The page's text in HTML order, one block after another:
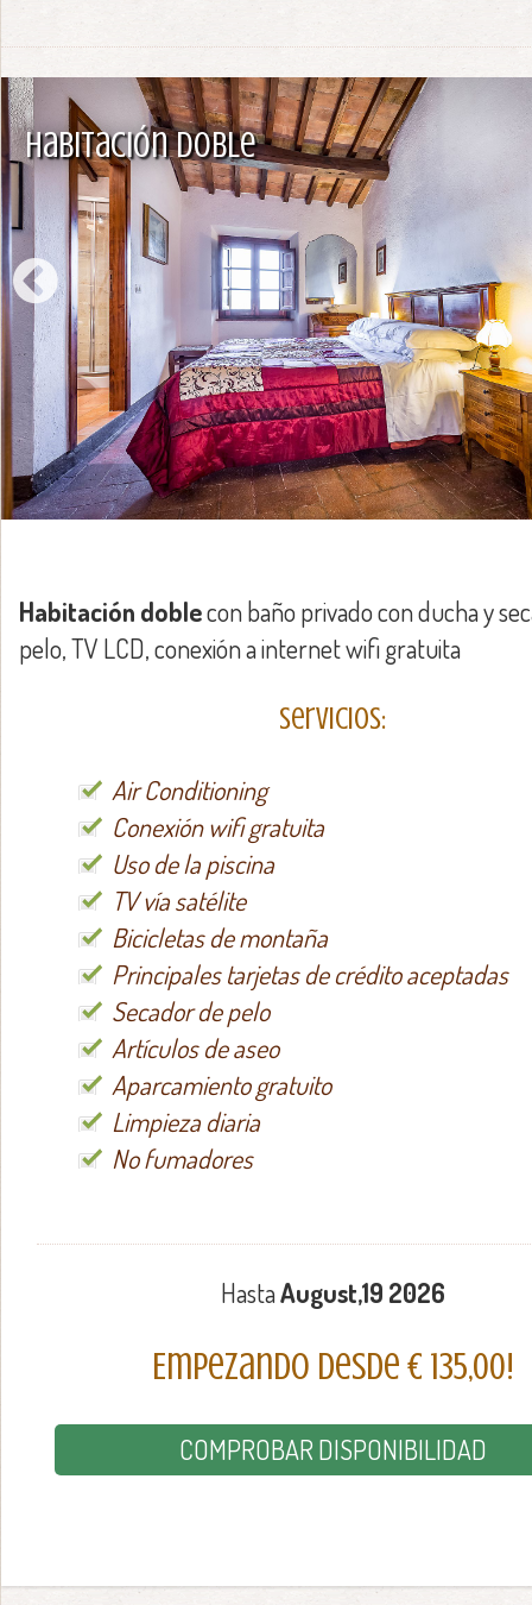
Habitación Doble
Habitación doblecon baño privado con ducha y
pelo, TV LCD, conexión a internet wifi gratuita
Servicios:
Air Conditioning
Conexión wifi gratuita
Uso de la piscina
TV vía satélite
Bicicletas de montaña
Principales tarjetas de crédito aceptadas
Secador de pelo
Artículos de aseo
Aparcamiento gratuito
Limpieza diaria
No fumadores
HastaAugust,19 2026
Empezando desde € 135,00!
COMPROBAR DISPONIBILIDAD